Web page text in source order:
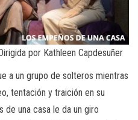
por Kathleen Capdesuñer
a un grupo de solteros mientras
tentación y traición en su
de una casa le da un giro